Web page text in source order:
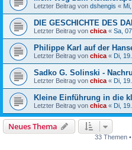
Letzter Beitrag von dshengis «
DIE GESCHICHTE DES
Letzter Beitrag von chica « Sa,
Philippe Karl auf der
Letzter Beitrag von chica « Di,
Sadko G. Solinski -
Letzter Beitrag von chica « Di,
Kleine Einführung in die
Letzter Beitrag von chica « Di,
Neues Thema
33 Themen